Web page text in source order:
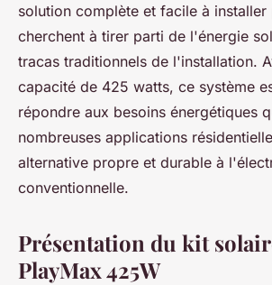
solution complète et facile à
cherchent à tirer parti de l'énergie
tracas traditionnels de l'installation.
capacité de 425 watts, ce système
répondre aux besoins énergétiques
nombreuses applications
alternative propre et durable à
conventionnelle.
Présentation du kit
PlayMax 425W